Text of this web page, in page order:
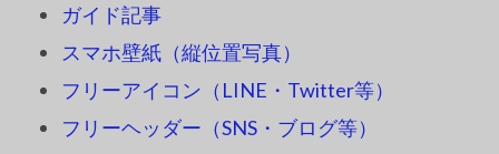
ガイド記事
スマホ壁紙（縦位置写真）
フリーアイコン（LINE・Twitter等）
フリーヘッダー（SNS・ブログ等）